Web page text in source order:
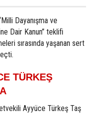
Dayanışma ve
Dair Kanun” teklifi
sırasında yaşanan sert
TÜRKEŞ
Ayyüce Türkeş Taş